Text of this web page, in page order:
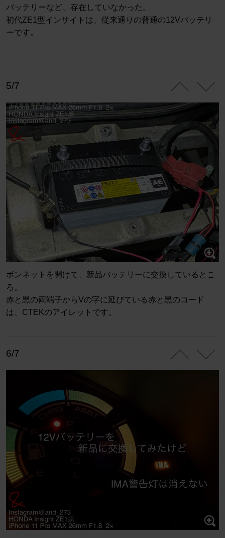
バッテリーなど、存在していなかった。
初代ZE1型インサイトは、従来通りの普通の12Vバッテリ
ーです。
5/7
ボンネットを開けて、新品バッテリーに交換しているとこ
ろ。
赤と黒の両端子からVの字に延びている赤と黒のコード
は、CTEKのアイレットです。
6/7